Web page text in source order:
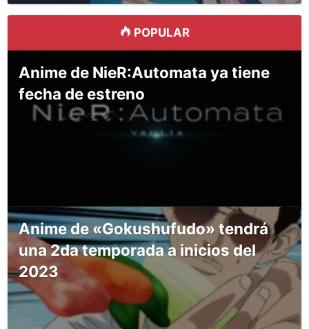
POPULAR
Anime de NieR:Automata ya tiene
fecha de estreno
Anime de «Gokushufudo» tendrá
una 2da temporada a inicios del
2023